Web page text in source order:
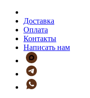
Доставка
Оплата
Контакты
Написать нам